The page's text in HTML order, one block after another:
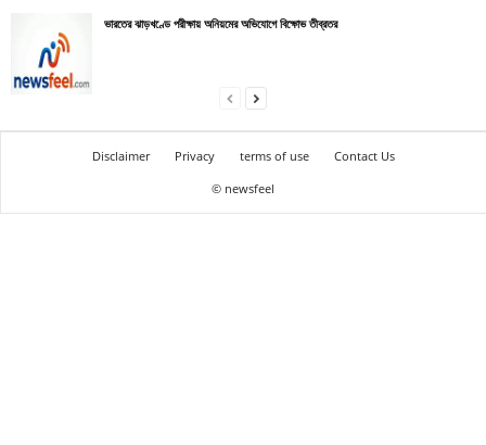
ভারতের ঝাড়খণ্ডে পরীক্ষায় অনিয়মের অভিযোগে বিক্ষোভ তীব্রতর
Disclaimer Privacy terms of use
Contact Us
© newsfeel